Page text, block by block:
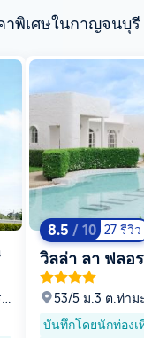
พิเศษในกาญจนบุรี
8.5 / 10 27 รีวิว
วิลล่า ลา ฟลอ
53/5 ม.3 ต.ท่า
ตำบล ท่ามะขา
71000
บันทึกโดยนักท่องเ